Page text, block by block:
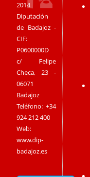
2014
Diputación
de Badajoz -
CIF:
P0600000D
c/ Felipe
Checa, 23 -
06071
Badajoz
Teléfono: +34
924 212 400
Web:
www.dip-
badajoz.es